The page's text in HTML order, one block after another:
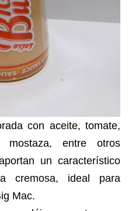
con aceite, tomate,
entre otros
un característico
cremosa, ideal para
Mac.